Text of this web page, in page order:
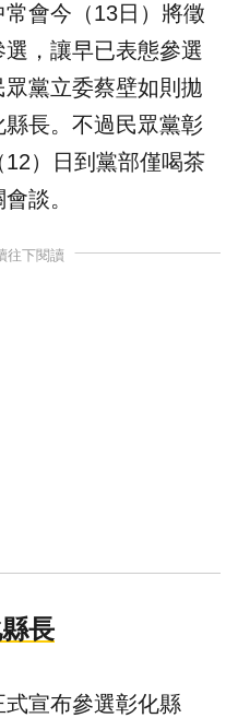
常會今（13日）將徵
，讓早已表態參選
眾黨立委蔡壁如則拋
長。不過民眾黨彰
）日到黨部僅喝茶
談。
往下閱讀
長
宣布參選彰化縣